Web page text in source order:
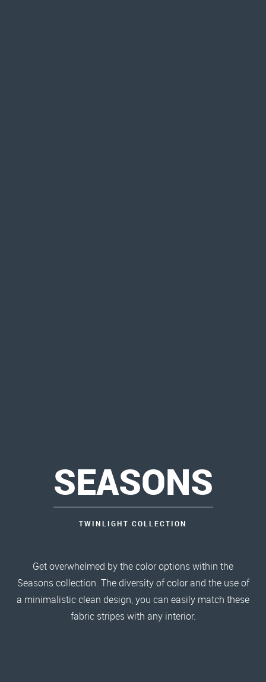
SEASONS
TWINLIGHT COLLECTION
Get overwhelmed by the color options within the
Seasons collection. The diversity of color and the use of
a minimalistic clean design, you can easily match these
fabric stripes with any interior.